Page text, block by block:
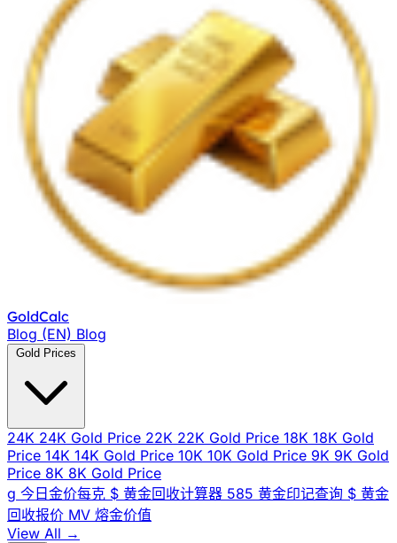
GoldCalc
Blog (EN) Blog
Gold Prices
24K 24K Gold Price 22K 22K Gold Price 18K 18K Gold
Price 14K 14K Gold Price 10K 10K Gold Price 9K 9K Gold
Price 8K 8K Gold Price
g 今日金价每克 $ 黄金回收计算器 585 黄金印记查询 $ 黄金
回收报价 MV 熔金价值
View All →